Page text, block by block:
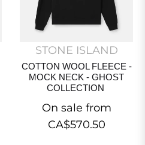
STONE ISLAND
COTTON WOOL FLEECE -
MOCK NECK - GHOST
COLLECTION
On sale from
CA$570.50